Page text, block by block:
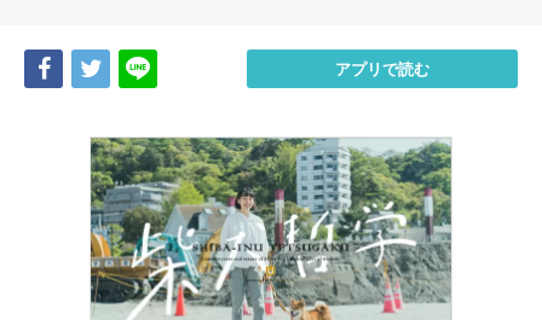
Share Tweet アプリで読む